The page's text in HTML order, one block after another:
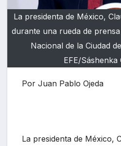
La presidenta de México,
durante una rueda de
Nacional de la Ciudad
EFE/Sáshenka
Por Juan Pablo Ojeda
La presidenta de México,